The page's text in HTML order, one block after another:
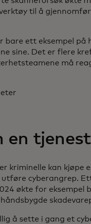
til å
bare ett eksempel på
sine. Det er flere
må
kriminelle kan kjøpe
cyberangrep.
økte for eksempel
å sette i gang et